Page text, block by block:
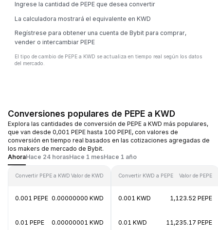
Ingrese la cantidad de PEPE que desea convertir
La calculadora mostrará el equivalente en KWD
Regístrese para obtener una cuenta de Bybit para comprar,
vender o intercambiar PEPE
El tipo de cambio de PEPE a KWD se actualiza en tiempo real según los datos
del mercado.
Conversiones populares de PEPE a KWD
Explora las cantidades de conversión de PEPE a KWD más populares,
que van desde 0,001 PEPE hasta 100 PEPE, con valores de
conversión en tiempo real basados en las cotizaciones agregadas de
los makers de mercado de Bybit.
AhoraHace 24 horasHace 1 mesHace 1 año
Convertir PEPE a KWD Valor de KWD
0.001 PEPE 0.00000000 KWD
0.01 PEPE 0.00000001 KWD
Convertir KWD a PEPE Valor de PEPE
0.001 KWD 1,123.52 PEPE
0.01 KWD 11,235.17 PEPE